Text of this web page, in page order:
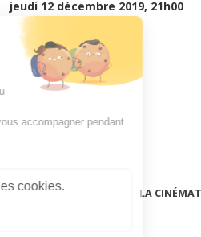
jeudi 12 décembre 2019, 21h00
LA